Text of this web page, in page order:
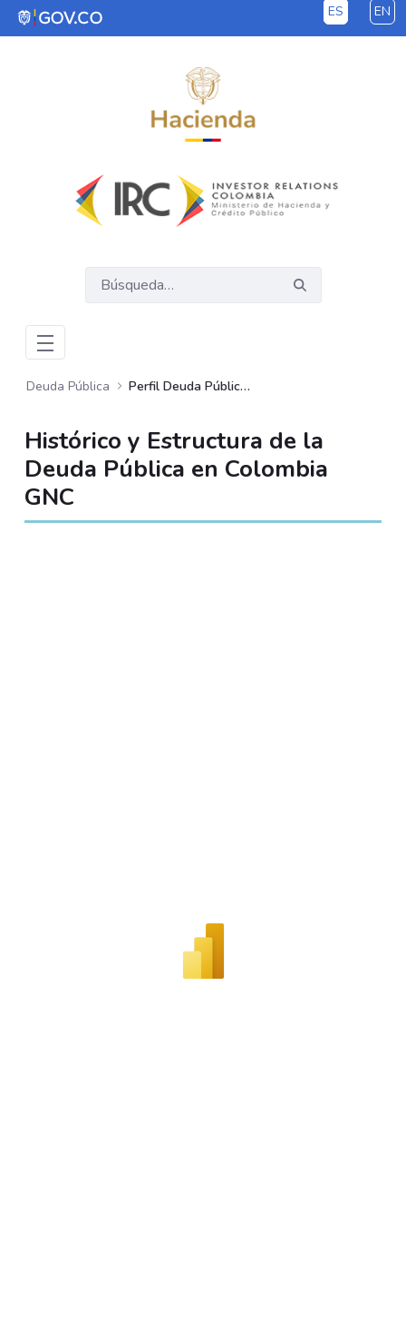
Saltar al contenido principal ES EN
Deuda Pública Perfil Deuda Pública GNC
Histórico y Estructura de la
Deuda Pública en Colombia
GNC